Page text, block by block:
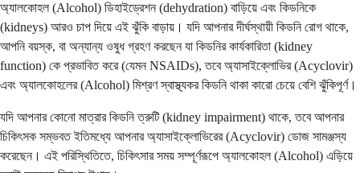
অ্যালকোহল (Alcohol) ডিহাইড্রেশন (dehydration) বাড়িয়ে এবং কিডনিকে
(kidneys) আরও চাপ দিয়ে এই ঝুঁকি বাড়ায়। যদি আপনার দীর্ঘস্থায়ী কিডনি রোগ থাকে,
আপনি বয়স্ক, বা অন্যান্য ওষুধ গ্রহণ করছেন যা কিডনির কার্যকারিতা (kidney
function) কে প্রভাবিত করে (যেমন NSAIDs), তবে অ্যাসাইক্লোভির (Acyclovir)
এবং অ্যালকোহলের (Alcohol) মিশ্রণ স্বাস্থ্যকর কিডনি থাকা কারো চেয়ে বেশি ঝুঁকিপূর্ণ।
যদি আপনার কোনো মাত্রার কিডনি ত্রুটি (kidney impairment) থাকে, তবে আপনার
চিকিৎসক সম্ভবত ইতিমধ্যে আপনার অ্যাসাইক্লোভিরের (Acyclovir) ডোজ সামঞ্জস্য
করেছেন। এই পরিস্থিতিতে, চিকিৎসার সময় সম্পূর্ণরূপে অ্যালকোহল (Alcohol) এড়িয়ে